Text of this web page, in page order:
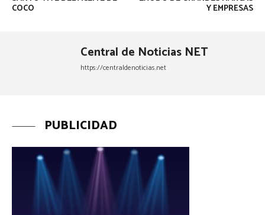
COCO Y EMPRESAS
Central de Noticias NET
https://centraldenoticias.net
PUBLICIDAD